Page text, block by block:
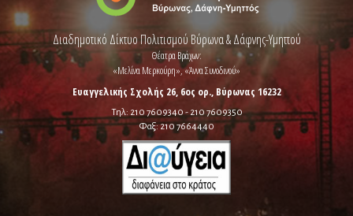
Διαδημοτικό Δίκτυο Πολιτισμού Βύρωνα & Δάφνης-Υμηττού
Θέατρα Βράχων:
«Μελίνα Μερκούρη», «Άννα Συνοδινού»
Ευαγγελικής Σχολής 26, 6ος ορ., Βύρωνας 16232
Τηλ: 210 7609340 - 210 7609350
Φαξ: 210 7664440